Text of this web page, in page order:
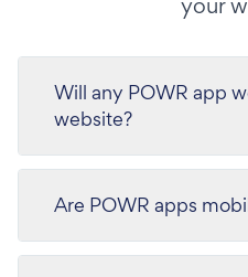
Will any POWR app
website?
Are POWR apps